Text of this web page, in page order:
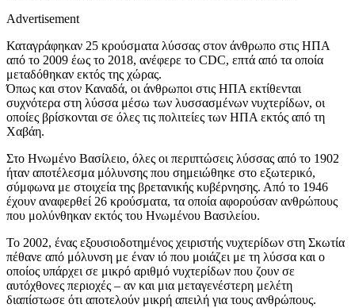
Advertisement
Καταγράφηκαν 25 κρούσματα λύσσας στον άνθρωπο στις ΗΠΑ
από το 2009 έως το 2018, ανέφερε το CDC, επτά από τα οποία
μεταδόθηκαν εκτός της χώρας.
Όπως και στον Καναδά, οι άνθρωποι στις ΗΠΑ εκτίθενται
συχνότερα στη λύσσα μέσω των λυσσασμένων νυχτερίδων, οι
οποίες βρίσκονται σε όλες τις πολιτείες των ΗΠΑ εκτός από τη
Χαβάη.
Στο Ηνωμένο Βασίλειο, όλες οι περιπτώσεις λύσσας από το 1902
ήταν αποτέλεσμα μόλυνσης που σημειώθηκε στο εξωτερικό,
σύμφωνα με στοιχεία της βρετανικής κυβέρνησης. Από το 1946
έχουν αναφερθεί 26 κρούσματα, τα οποία αφορούσαν ανθρώπους
που μολύνθηκαν εκτός του Ηνωμένου Βασιλείου.
Το 2002, ένας εξουσιοδοτημένος χειριστής νυχτερίδων στη Σκωτία
πέθανε από μόλυνση με έναν ιό που μοιάζει με τη λύσσα και ο
οποίος υπάρχει σε μικρό αριθμό νυχτερίδων που ζουν σε
αυτόχθονες περιοχές – αν και μια μεταγενέστερη μελέτη
διαπίστωσε ότι αποτελούν μικρή απειλή για τους ανθρώπους.